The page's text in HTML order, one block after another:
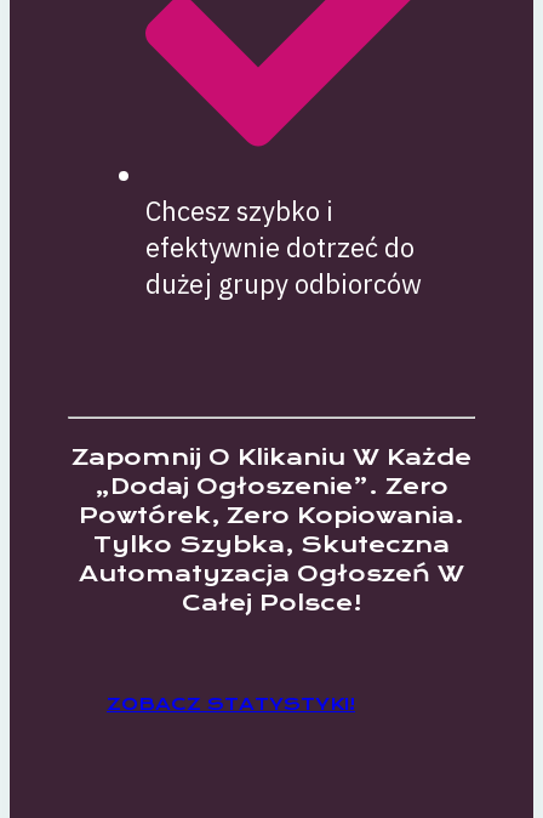
Chcesz szybko i
efektywnie dotrzeć do
dużej grupy odbiorców
Zapomnij O Klikaniu W Każde
„dodaj Ogłoszenie”. Zero
Powtórek, Zero Kopiowania.
Tylko Szybka, Skuteczna
Automatyzacja Ogłoszeń W
Całej Polsce!
ZOBACZ STATYSTYKI!